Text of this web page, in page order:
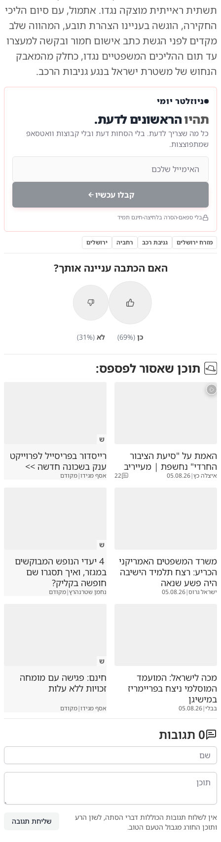
תשתית ראייתית מוצקה נגדו. אתמול, עם סיום הליכי
החקירה, הוגשה בעניינו הצהרת תובע, המהווה שלב
מקדים לפני הגשת כתב אישום חמור ובקשה למעצרו
עד תום ההליכים המשפטיים נגדו, כחלק מהמאבק
הנחוש של משטרת ישראל בנגע גניבות הרכב.
ניוזלטר יומי
תהיוהראשונים לדעת.
כל מה שצריך לדעת. בלי הסחות דעת ובלי קבוצות וואטסאפ
שמתפוצצות.
קבלו עכשיו
בלי ספאם הסרה בלחיצה חינם תמיד
מזרח ירושלים גניבת רכב רחביה ירושלים
האם הכתבה עניינה אותך?
כן (
69%) לא (
31%)
תוכן שאסור לפספס:
האמת על "סיעת הציבור
החרדי" נחשפת | מעייריב
איצלה כץ|
05.08.26
22
ש
רייסדור בפריסייל לפרוייקט
ענק בשכונה חדשה >>
אסף מגידו|מקודם
משרד המשפטים האמריקני
הכריע: רצח תלמיד הישיבה
היה פשע שנאה
ישראל גרוס|
05.08.26
ש
4 יעדי הנופש המבוקשים
במגזר, ואיך תסגרו שם
חופשה בקליק?
נחמן שטרנהרץ|מקודם
מכה לישראל: המועמד
המוסלמי ניצח בפריימריז
במישיגן
בבלי|
05.08.26
ש
חינם: פגישה עם מומחה
זכויות ללא עלות
אסף מגידו|מקודם
0 תגובות
אין לשלוח תגובות הכוללות דברי הסתה, לשון הרע
ותוכן החורג מגבול הטעם הטוב.
שליחת תגובה